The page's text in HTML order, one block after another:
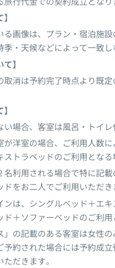
る画像は、プラン・宿泊施
季・天候などによって一致し
】
取消は予約完了時点より既
い場合、客室は風呂・トイレ
が洋室の場合、ご利用人数
ストラベッドのご利用となる
名利用される場合で特に記
ドをお二人でご利用いただき
ンは、シングルベッド＋エ
ド＋ソファーベッドのご利用
」の記載のある客室は女性
予約された場合には予約成
だきます。